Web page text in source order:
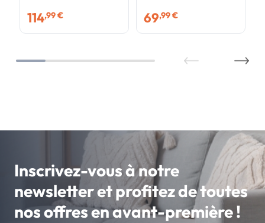
114,99 € 69,99 €
Inscrivez-vous à notre
newsletter et profitez de toutes
nos offres en avant-première !